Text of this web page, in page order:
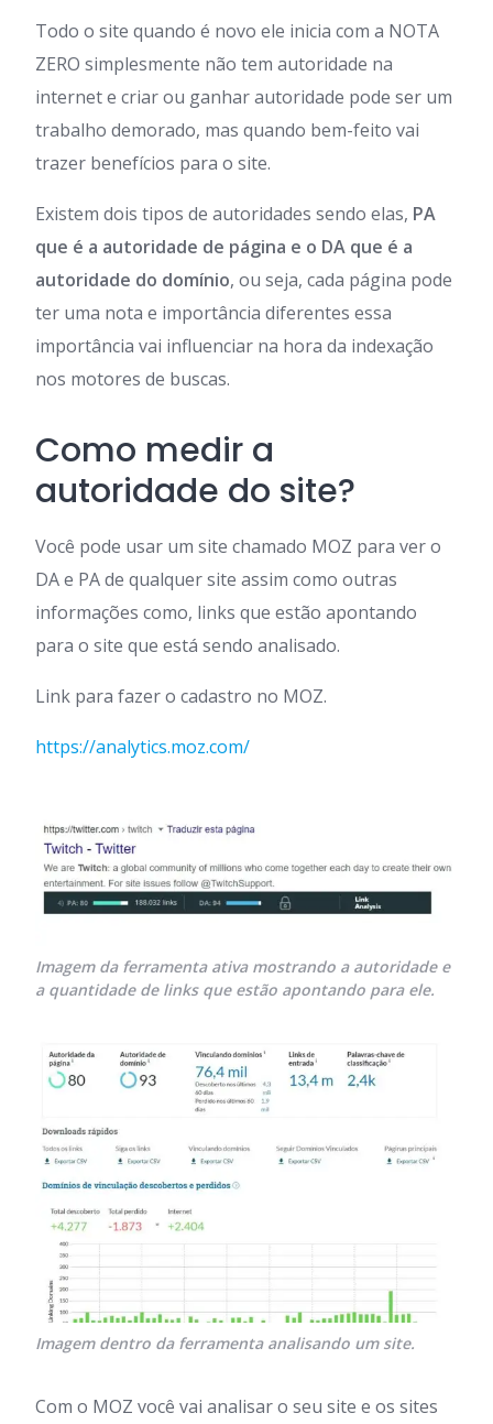
Todo o site quando é novo ele inicia com a NOTA
ZERO simplesmente não tem autoridade na
internet e criar ou ganhar autoridade pode ser um
trabalho demorado, mas quando bem-feito vai
trazer benefícios para o site.
Existem dois tipos de autoridades sendo elas, PA
que é a autoridade de página e o DA que é a
autoridade do domínio, ou seja, cada página pode
ter uma nota e importância diferentes essa
importância vai influenciar na hora da indexação
nos motores de buscas.
Como medir a
autoridade do site?
Você pode usar um site chamado MOZ para ver o
DA e PA de qualquer site assim como outras
informações como, links que estão apontando
para o site que está sendo analisado.
Link para fazer o cadastro no MOZ.
https://analytics.moz.com/
Imagem da ferramenta ativa mostrando a autoridade e
a quantidade de links que estão apontando para ele.
Imagem dentro da ferramenta analisando um site.
Com o MOZ você vai analisar o seu site e os sites